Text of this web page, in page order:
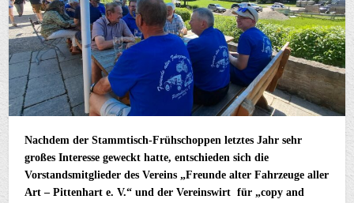
Nachdem der Stammtisch-Frühschoppen letztes Jahr sehr
großes Interesse geweckt hatte, entschieden sich die
Vorstandsmitglieder des Vereins „Freunde alter Fahrzeuge aller
Art – Pittenhart e. V.“ und der Vereinswirt für „copy and